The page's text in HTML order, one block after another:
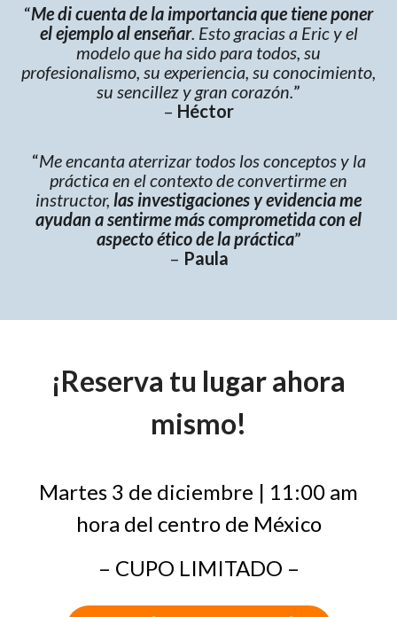
“Me di cuenta de la importancia que tiene poner
el ejemplo al enseñar. Esto gracias a Eric y el
modelo que ha sido para todos, su
profesionalismo, su experiencia, su conocimiento,
su sencillez y gran corazón. ”
– Héctor
“Me encanta aterrizar todos los conceptos y la
práctica en el contexto de convertirme en
instructor, las investigaciones y evidencia me
ayudan a sentirme más comprometida con el
aspecto ético de la práctica”
– Paula
¡Reserva tu lugar ahora
mismo!
Martes 3 de diciembre | 11:00 am
hora del centro de México
– CUPO LIMITADO –